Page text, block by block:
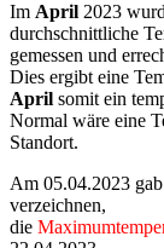
Im April 2023
durchschnittliche
gemessen und
Dies ergibt eine
April somit ein
Normal wäre eine
Standort.
Am 05.04.2023
verzeichnen,
die